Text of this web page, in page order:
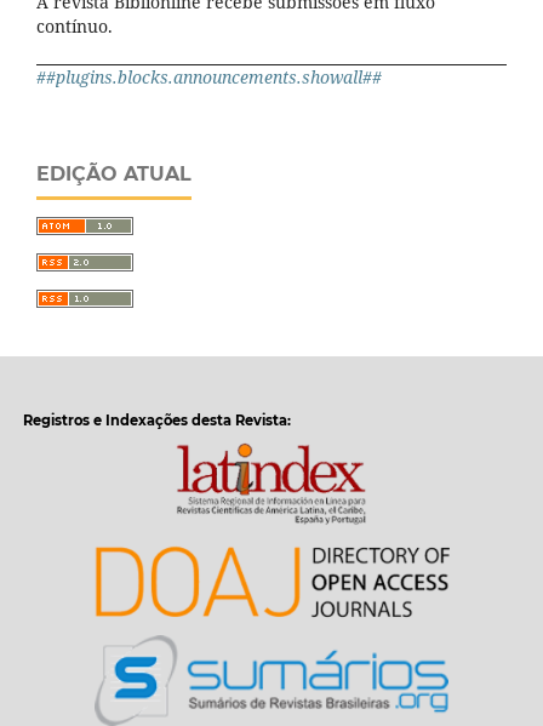
contínuo.
##plugins.blocks.announcements.showall##
EDIÇÃO ATUAL
Registros e Indexações desta Revista: